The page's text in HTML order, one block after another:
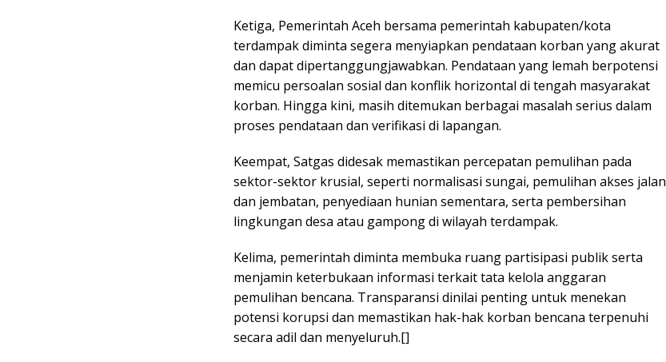
Ketiga, Pemerintah Aceh bersama pemerintah kabupaten/kota
terdampak diminta segera menyiapkan pendataan korban yang akurat
dan dapat dipertanggungjawabkan. Pendataan yang lemah berpotensi
memicu persoalan sosial dan konflik horizontal di tengah masyarakat
korban. Hingga kini, masih ditemukan berbagai masalah serius dalam
proses pendataan dan verifikasi di lapangan.
Keempat, Satgas didesak memastikan percepatan pemulihan pada
sektor-sektor krusial, seperti normalisasi sungai, pemulihan akses jalan
dan jembatan, penyediaan hunian sementara, serta pembersihan
lingkungan desa atau gampong di wilayah terdampak.
Kelima, pemerintah diminta membuka ruang partisipasi publik serta
menjamin keterbukaan informasi terkait tata kelola anggaran
pemulihan bencana. Transparansi dinilai penting untuk menekan
potensi korupsi dan memastikan hak-hak korban bencana terpenuhi
secara adil dan menyeluruh.[]